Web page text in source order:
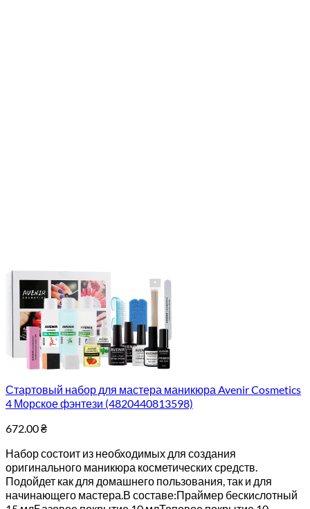
Стартовый набор для мастера маникюра Avenir Cosmetics
4 Морское фэнтези (4820440813598)
672.00₴
Набор состоит из необходимых для создания
оригинального маникюра косметических средств.
Подойдет как для домашнего пользования, так и для
начинающего мастера.В составе:Праймер бескиcлотный